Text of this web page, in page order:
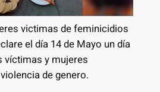
victimas de feminicidios
el día 14 de Mayo un día
víctimas y mujeres
de genero.